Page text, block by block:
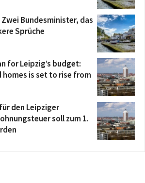
Bundesminister, das
Sprüche
for Leipzig’s budget:
homes is set to rise from
den Leipziger
soll zum 1.